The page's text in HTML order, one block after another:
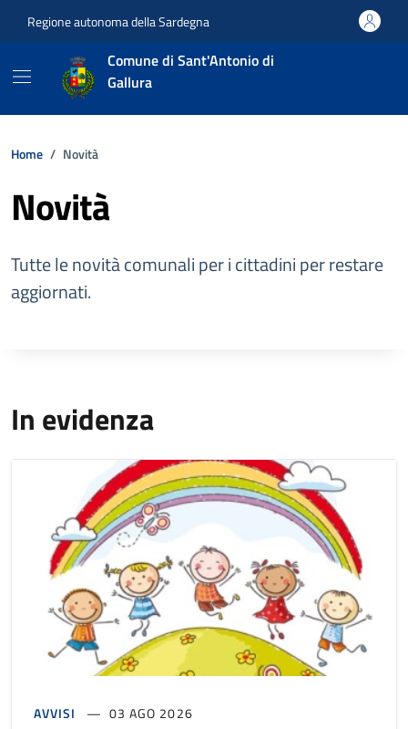
Regione autonoma della Sardegna
Comune di Sant'Antonio di
Gallura
Home Novità
Novità
Tutte le novità comunali per i cittadini per restare
aggiornati.
In evidenza
AVVISI 03 AGO 2026